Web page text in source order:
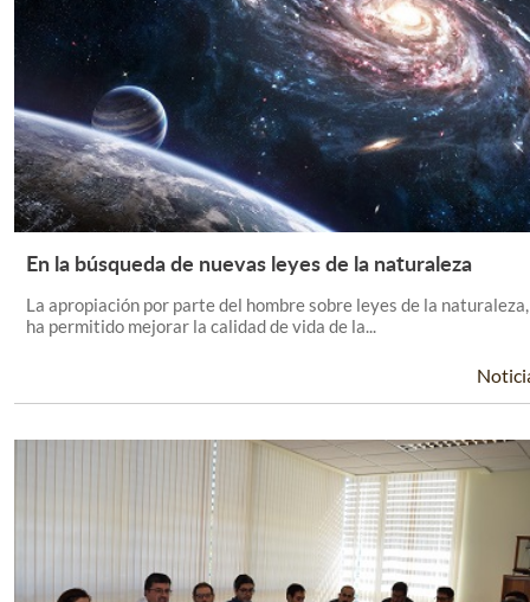
Leer Más +
En la búsqueda de nuevas leyes de la naturaleza
La apropiación por parte del hombre sobre leyes de la naturaleza,
ha permitido mejorar la calidad de vida de la...